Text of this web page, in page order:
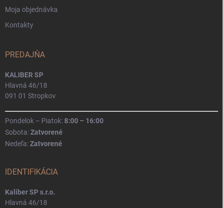
Moja objednávka
Kontakty
PREDAJŇA
KALIBER SP
Hlavná 46/18
091 01 Stropkov
Pondelok – Piatok:8:00 – 16:00
Sobota:Zatvorené
Nedeľa:Zatvorené
IDENTIFIKÁCIA
Kaliber SP s.r.o.
Hlavná 46/18